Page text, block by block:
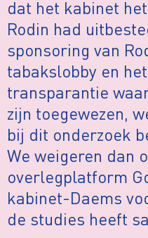
dat het kabinet
Rodin had
sponsoring van
tabakslobby en
transparantie
zijn toegewezen,
bij dit onderzoek
We weigeren dan
overlegplatform
kabinet-Daems
de studies heeft